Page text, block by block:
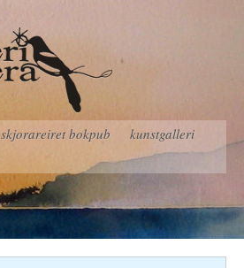
skjorareiret bokpub
kunstgalleri